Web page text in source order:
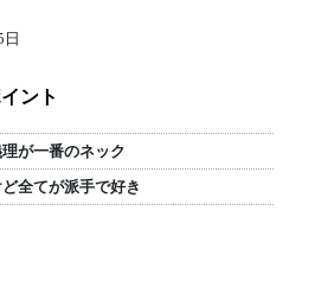
ント
が一番のネック
全てが派手で好き